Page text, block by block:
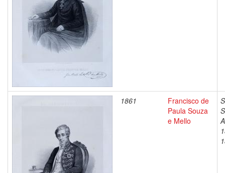
1861
Francisco de
Paula Souza
e Mello